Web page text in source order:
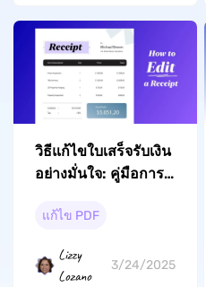
วิธีแก้ไขใบเสร็จรับเงิน
อย่างมั่นใจ: คู่มือการ
แก้ไข PDF
Lizzy
Lozano
3/24/2025